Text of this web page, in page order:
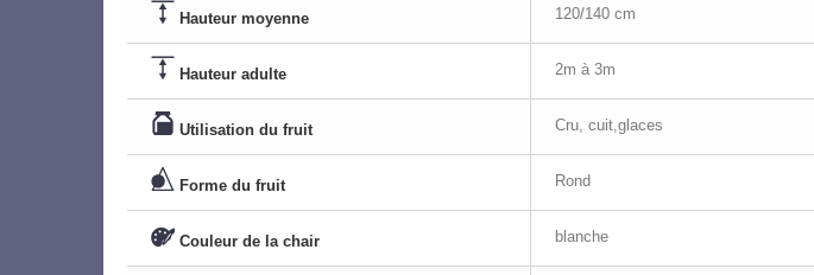
Hauteur moyenne 120/140 cm
Hauteur adulte 2m à 3m
Utilisation du fruit Cru, cuit,glaces
Forme du fruit Rond
Couleur de la chair blanche